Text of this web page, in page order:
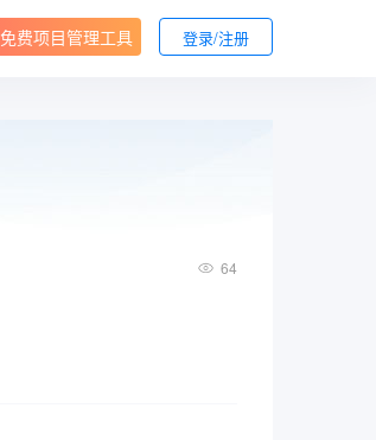
免费项目管理工具 登录/注册
64